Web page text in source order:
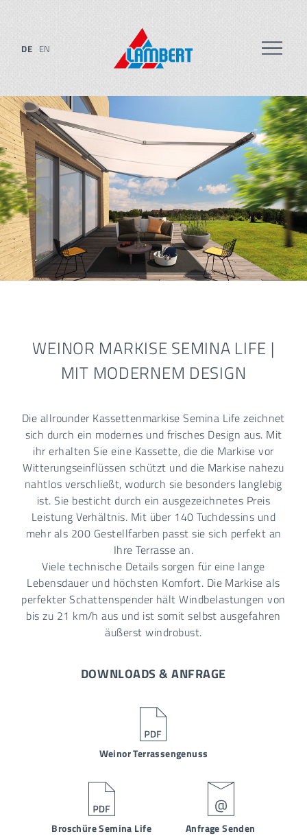
DE EN
WEINOR MARKISE SEMINA LIFE |
MIT MODERNEM DESIGN
Die allrounder Kassettenmarkise Semina Life zeichnet
sich durch ein modernes und frisches Design aus. Mit
ihr erhalten Sie eine Kassette, die die Markise vor
Witterungseinflüssen schützt und die Markise nahezu
nahtlos verschließt, wodurch sie besonders langlebig
ist. Sie besticht durch ein ausgezeichnetes Preis
Leistung Verhältnis. Mit über 140 Tuchdessins und
mehr als 200 Gestellfarben passt sie sich perfekt an
Ihre Terrasse an.
Viele technische Details sorgen für eine lange
Lebensdauer und höchsten Komfort. Die Markise als
perfekter Schattenspender hält Windbelastungen von
bis zu 21 km/h aus und ist somit selbst ausgefahren
äußerst windrobust.
DOWNLOADS & ANFRAGE
Weinor Terrassengenuss
Broschüre Semina Life Anfrage Senden